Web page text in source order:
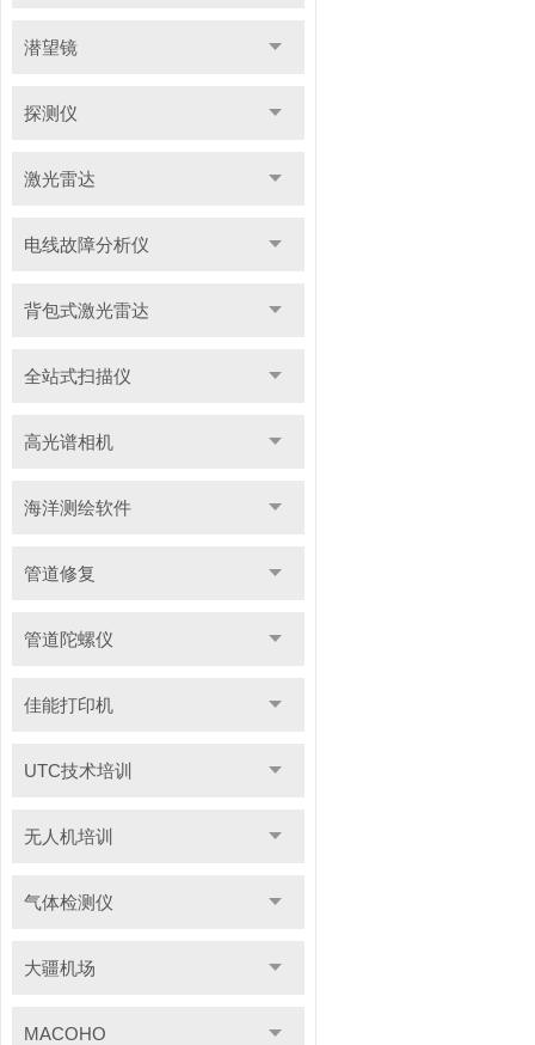
潜望镜
探测仪
激光雷达
电线故障分析仪
背包式激光雷达
全站式扫描仪
高光谱相机
海洋测绘软件
管道修复
管道陀螺仪
佳能打印机
UTC技术培训
无人机培训
气体检测仪
大疆机场
MACOHO